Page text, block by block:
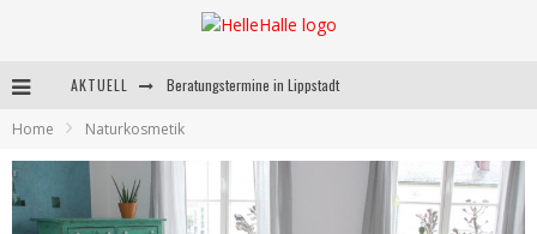
AKTUELL Beratungstermine in Lippstadt
Behandlungstermine in Lippstadt
Andrea Miorin-Bellermann
Kolumne-Ernährungsumstellung
Home Naturkosmetik